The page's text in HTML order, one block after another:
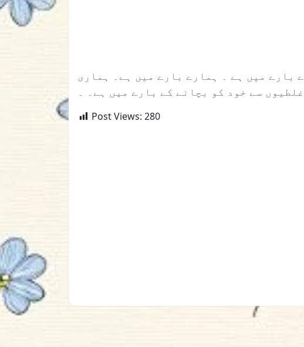
بارے میں ہے ۔ ہمارے بارے میں ہے۔ ہماری
Post Views: 280